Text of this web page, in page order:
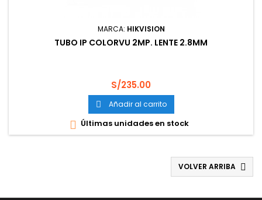
MARCA: HIKVISION
TUBO IP COLORVU 2MP. LENTE 2.8MM
Precio
S/235.00
 Añadir al carrito
 Últimas unidades en stock
VOLVER ARRIBA 